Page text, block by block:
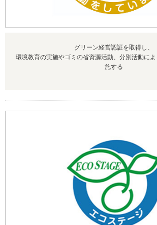
グリーン経営認証を取得し、
環境教育の実施やゴミの省資源活動、分別活動に
施する